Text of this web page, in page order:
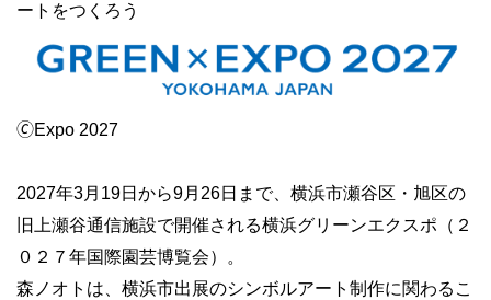
ートをつくろう
🄫Expo 2027
2027年3月19日から9月26日まで、横浜市瀬谷区・旭区の
旧上瀬谷通信施設で開催される横浜グリーンエクスポ（２
０２７年国際園芸博覧会）。
森ノオトは、横浜市出展のシンボルアート制作に関わるこ